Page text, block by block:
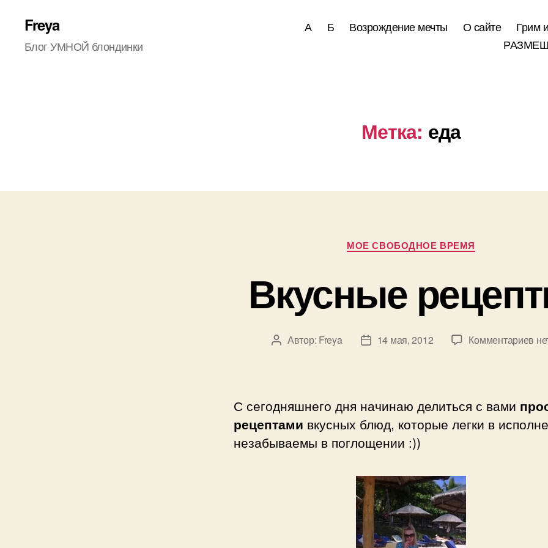
Freya
Блог УМНОЙ блондинки
А Б Возрождение мечты О сайте Грим
Метка: еда
Рубрики
МОЕ СВОБОДНОЕ ВРЕМЯ
Вкусные
Автор
Автор: Freya
Дата14 мая, 2012 Комментариев к
С сегодняшнего дня начинаю делиться с вами
рецептами вкусных блюд, которые легки в
незабываемы в поглощении :))